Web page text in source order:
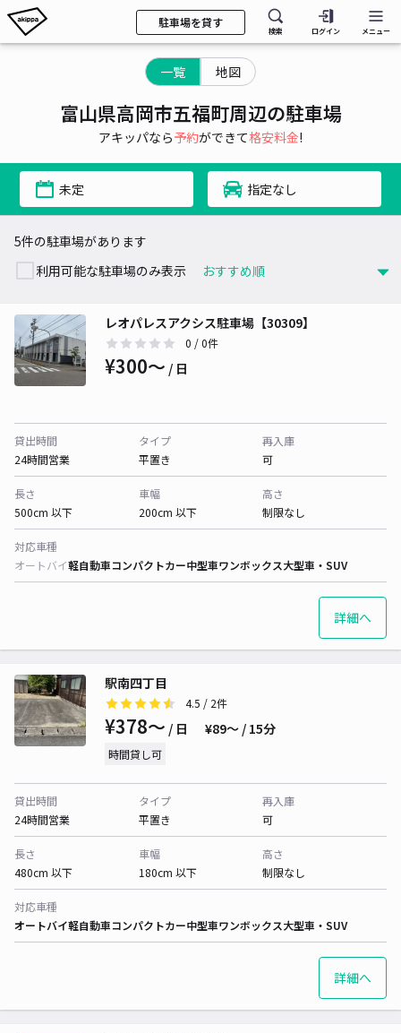
駐車場を貸す
検索 ログイン メニュー
一覧 地図
富山県高岡市五福町周辺の駐車場
アキッパなら予約ができて格安料金!
未定 指定なし
5件の駐車場があります
利用可能な駐車場のみ表示
レオパレスアクシス駐車場【30309】
0 / 0件
¥300〜 / 日
貸出時間
24時間営業
タイプ
平置き
再入庫
可
長さ
500cm 以下
車幅
200cm 以下
高さ
制限なし
対応車種
オートバイ軽自動車コンパクトカー中型車ワンボックス大型車・SUV
詳細へ
駅南四丁目
4.5 / 2件
¥378〜 / 日 ¥89〜 / 15分
時間貸し可
貸出時間
24時間営業
タイプ
平置き
再入庫
可
長さ
480cm 以下
車幅
180cm 以下
高さ
制限なし
対応車種
オートバイ軽自動車コンパクトカー中型車ワンボックス大型車・SUV
詳細へ